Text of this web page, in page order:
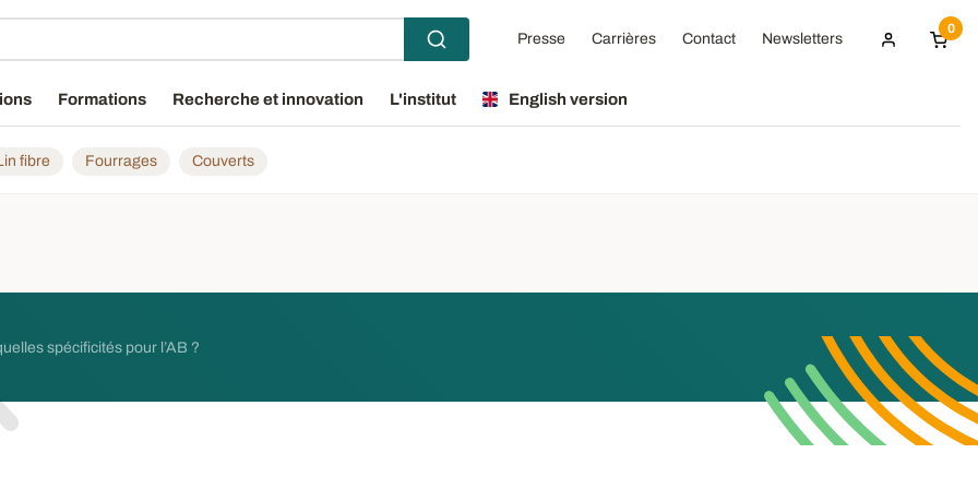
Presse Carrières Contact Newsletters
0
Formations Recherche et innovation L'institut English version
fibre Fourrages Couverts
spécificités pour l’AB ?